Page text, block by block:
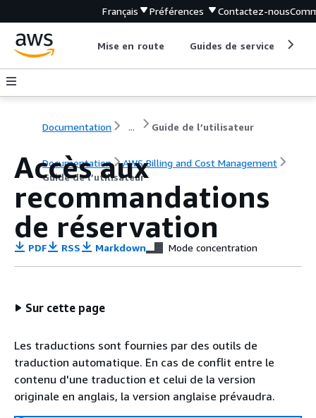
Français Préférences Contactez-nous
Mise en route Guides de service
Documentation ... Guide de l’utilisateur
Documentation
AWS Billing and Cost Management
Guide de l’utilisateur
Accès aux
recommandations
de réservation
PDF RSS Markdown Mode concentration
Sur cette page
Les traductions sont fournies par des outils de
traduction automatique. En cas de conflit entre le
contenu d'une traduction et celui de la version
originale en anglais, la version anglaise prévaudra.